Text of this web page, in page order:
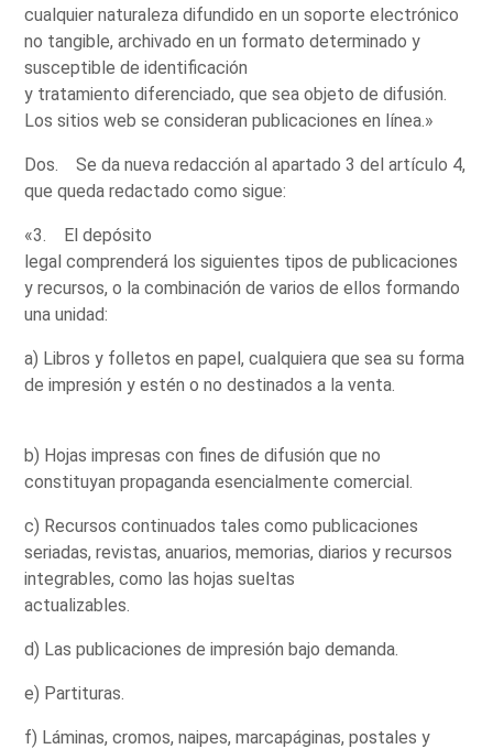
cualquier naturaleza difundido en un soporte electrónico
no tangible, archivado en un formato determinado y
susceptible de identificación
y tratamiento diferenciado, que sea objeto de difusión.
Los sitios web se consideran publicaciones en línea.»
Dos. Se da nueva redacción al apartado 3 del artículo 4,
que queda redactado como sigue:
«3. El depósito
legal comprenderá los siguientes tipos de publicaciones
y recursos, o la combinación de varios de ellos formando
una unidad:
a) Libros y folletos en papel, cualquiera que sea su forma
de impresión y estén o no destinados a la venta.
b) Hojas impresas con fines de difusión que no
constituyan propaganda esencialmente comercial.
c) Recursos continuados tales como publicaciones
seriadas, revistas, anuarios, memorias, diarios y recursos
integrables, como las hojas sueltas
actualizables.
d) Las publicaciones de impresión bajo demanda.
e) Partituras.
f) Láminas, cromos, naipes, marcapáginas, postales y